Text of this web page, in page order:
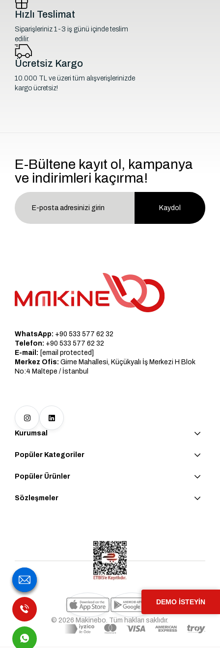
Hızlı Teslimat
Siparişleriniz 1-3 iş günü içinde teslim
edilir.
Ücretsiz Kargo
10.000 TL ve üzeri tüm alışverişlerinizde
kargo ücretsiz!
E-Bültene kayıt ol, kampanya
ve indirimleri kaçırma!
Kaydol
WhatsApp: +90 533 577 62 32
Telefon: +90 533 577 62 32
E-mail: [email protected]
Merkez Ofis: Girne Mahallesi, Küçükyalı İş Merkezi H Blok
No:4 Maltepe / İstanbul
Kurumsal
Popüler Kategoriler
Popüler Ürünler
Sözleşmeler
© 2026 Makinebo. Tüm hakları saklıdır.
DEMO İSTEYİN